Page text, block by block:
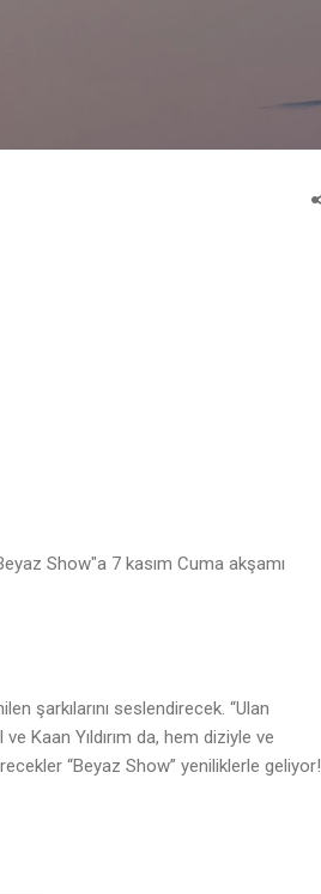
Show"a 7 kasım Cuma akşamı
şarkılarını seslendirecek. “Ulan
Kaan Yıldırım da, hem diziyle ve
“Beyaz Show” yeniliklerle geliyor!